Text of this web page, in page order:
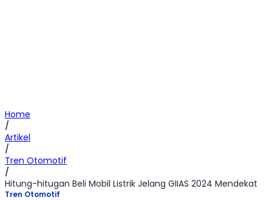
Home
/
Artikel
/
Tren Otomotif
/
Hitung-hitugan Beli Mobil Listrik Jelang GIIAS 2024 Mendekat
Tren Otomotif